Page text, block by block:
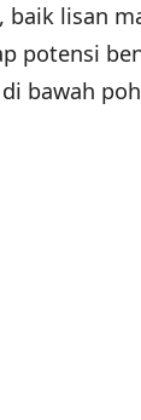
lisan
potensi
bawah